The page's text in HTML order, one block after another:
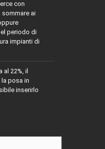
con
sommare ai
periodo di
impianti di
22%, il
posa in
inserirlo